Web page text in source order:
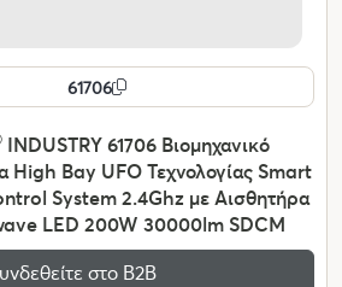
61706
INDUSTRY 61706 Βιομηχανικό
High Bay UFO Τεχνολογίας Smart
System 2.4Ghz με Αισθητήρα
LED 200W 30000lm SDCM
στο Β2Β